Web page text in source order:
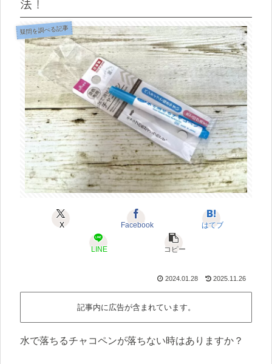
疑問を調べる記事
X Facebook はてブ
LINE コピー
2024.01.28 2025.11.26
記事内に広告が含まれています。
水で落ちるチャコペンが落ちない時はありますか？